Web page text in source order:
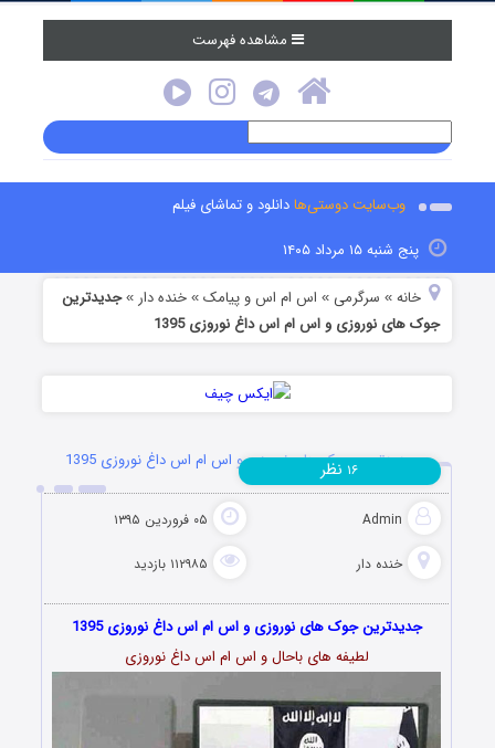
مشاهده فهرست
وب‌سایت دوستی‌هادانلود و تماشای فیلم
پنج شنبه ۱۵ مرداد ۱۴۰۵
خانه » سرگرمی » اس ام اس و پیامک »خنده دار »جدیدترین
جوک های نوروزی و اس ام اس داغ نوروزی 1395
جدیدترین جوک های نوروزی و اس ام اس داغ نوروزی 1395
Admin ۰۵ فروردین ۱۳۹۵
خنده دار ۱۱۲۹۸۵ بازدید
۱۶ نظر
جدیدترین جوک های نوروزی و اس ام اس داغ نوروزی 1395
لطیفه های باحال و اس ام اس داغ نوروزی